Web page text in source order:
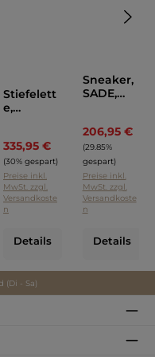
Stiefelett
e,
335,95 €
Regulärer Preis:
(30% gespart)
Preise inkl.
MwSt. zzgl.
Versandkoste
n
Details
Sneaker,
SADE,
206,95 €
(29.85%
gespart)
Preise inkl.
MwSt. zzgl.
Versandkoste
n
Details
(Di - Sa)